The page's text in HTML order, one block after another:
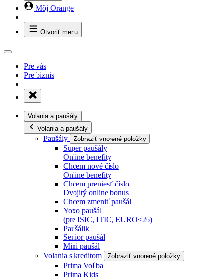
Môj Orange
Otvoriť menu
Pre vás
Pre biznis
Volania a paušály
Volania a paušály
Paušály Zobraziť vnorené položky
Super paušály
Online benefity
Chcem nové číslo
Online benefity
Chcem preniesť číslo
Dvojitý online bonus
Chcem zmeniť paušál
Yoxo paušál
(pre ISIC, ITIC, EURO<26)
Paušálik
Senior paušál
Mini paušál
Volania s kreditom
Zobraziť vnorené položky
Prima Voľba
Prima Kids